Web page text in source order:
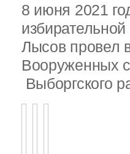
8 июня 2021
Лысов провел
Вооруженных
Выборгского